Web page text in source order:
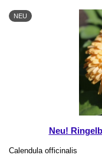
NEU
Neu!
Calendula officinalis